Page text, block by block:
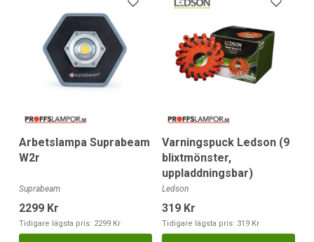
Arbetslampa Suprabeam
W2r
Suprabeam
2299 Kr
Tidigare lägsta pris: 2299 Kr
Varningspuck Ledson (9
blixtmönster,
uppladdningsbar)
Ledson
319 Kr
Tidigare lägsta pris: 319 Kr